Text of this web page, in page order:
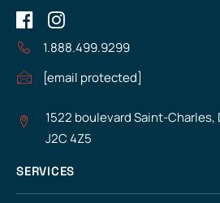
1.888.499.9299
[email protected]
1522 boulevard Saint-Charles,
J2C 4Z5
SERVICES